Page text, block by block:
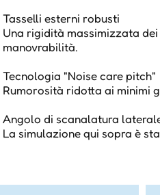
Tasselli esterni robusti
Una rigidità massimizzata
manovrabilità.
Tecnologia "Noise care pitch"
Rumorosità ridotta ai minimi
Angolo di scanalatura
La simulazione qui sopra è